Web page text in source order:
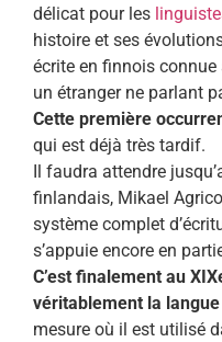
délicat pour les
histoire et ses
écrite en finnois connue
un étranger ne parlant
Cette première
qui est déjà très tardif.
Il faudra attendre
finlandais, Mikael
système complet
s’appuie encore en
C’est finalement au
véritablement la
mesure où il est utilisé